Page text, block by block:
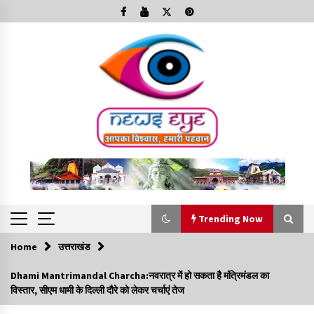
to
Trending Now
Trending Now
Minorities Rights Day : विश्व अल्पसंख्यक अधिकार दिवस
कार्यक्रम में शामिल हुए सीएम,आधुनिक मदरसों का नाम अब्दुल कलाम के नाम
Home उत्तराखंड
Dhami Mantrimandal Charcha:नवरात्र में हो सकता है मंत्रिमंडल का
विस्तार, सीएम धामी के दिल्ली दौरे को लेकर चर्चाएं तेज